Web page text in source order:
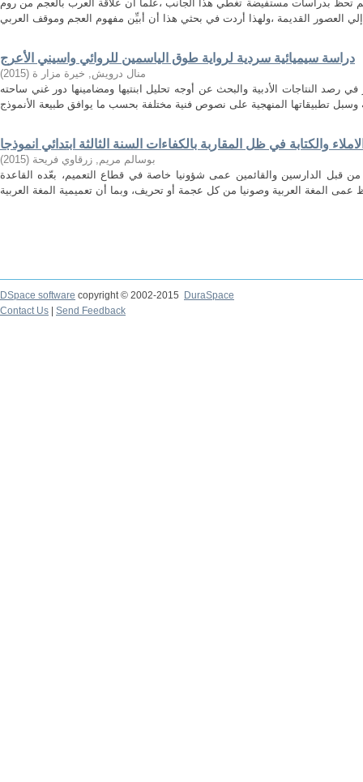
تحظ بدراسات مستفيضة تغطي هذا الجانب ،علما أن علاقة العرب بالعجم من روم
دراسة سيميائية سردية لرواية طوق الياسمين للروائي واسيني الأعرج
منال درويش, خيرة مزار ة (
2015
)
رصد النتاجات الأدبية والبحث عن أوجه تحليل ابنتيها ومضامينها دور غني ساحته
والكتابة في ظل المقاربة بالكفاءات السنة الثالثة ابتدائي انموذجا
بوسالم مريم, زرقاوي فريحة (
2015
)
من قبل الدارسين والقائمين عمى شؤونيا خاصة في قطاع التعميم، بعّده القاعدة
DSpace software copyright © 2002-2015
DuraSpace
Contact Us
Send Feedback